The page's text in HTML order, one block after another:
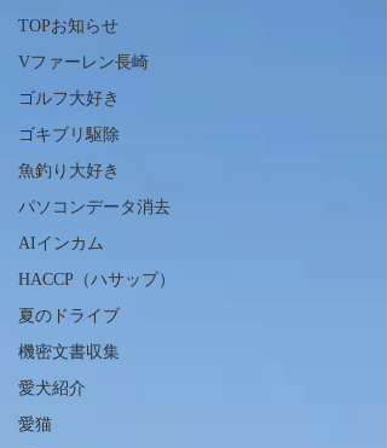
TOPお知らせ
Vファーレン長崎
ゴルフ大好き
ゴキブリ駆除
魚釣り大好き
パソコンデータ消去
AIインカム
HACCP（ハサップ）
夏のドライブ
機密文書収集
愛犬紹介
愛猫